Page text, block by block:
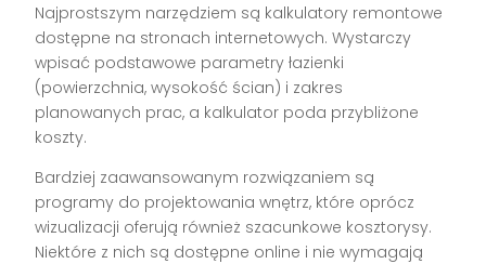
Najprostszym narzędziem są kalkulatory remontowe
dostępne na stronach internetowych. Wystarczy
wpisać podstawowe parametry łazienki
(powierzchnia, wysokość ścian) i zakres
planowanych prac, a kalkulator poda przybliżone
koszty.
Bardziej zaawansowanym rozwiązaniem są
programy do projektowania wnętrz, które oprócz
wizualizacji oferują również szacunkowe kosztorysy.
Niektóre z nich są dostępne online i nie wymagają